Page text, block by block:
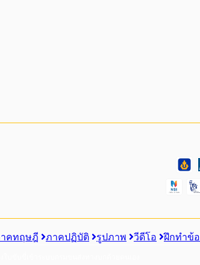
คทฤษฎี ภาคปฏิบัติ รูปภาพ วีดีโอ ฝึกทำข้